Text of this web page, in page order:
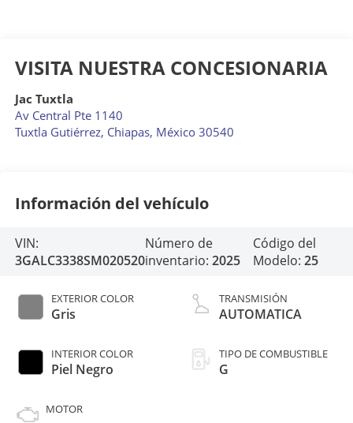
VISITA NUESTRA CONCESIONARIA
Jac Tuxtla
Av Central Pte 1140
Tuxtla Gutiérrez, Chiapas, México 30540
Información del vehículo
VIN:
3GALC3338SM020520
Número de
inventario: 2025
Código del
Modelo: 25
EXTERIOR COLOR
Gris
INTERIOR COLOR
Piel Negro
MOTOR
TRANSMISIÓN
AUTOMATICA
TIPO DE COMBUSTIBLE
G